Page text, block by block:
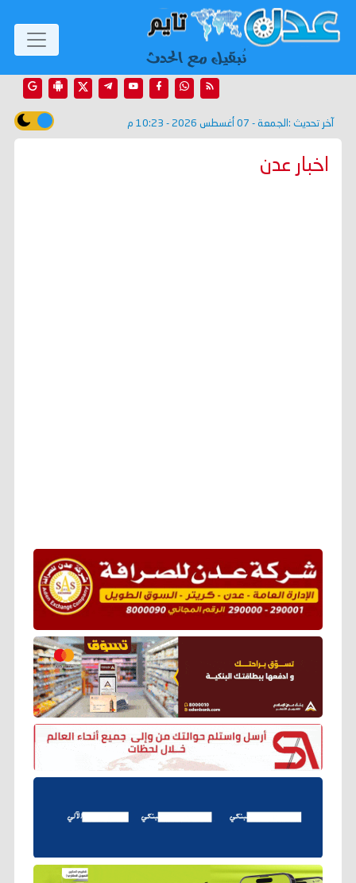
آخر تحديث : الجمعة - 07 أغسطس 2026 - 10:23 م
اخبار عدن